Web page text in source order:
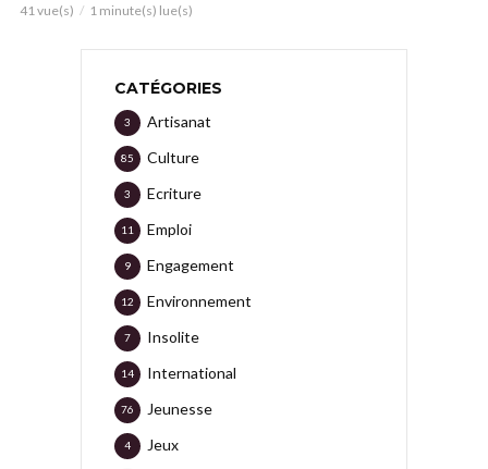
41 vue(s) 1 minute(s) lue(s)
CATÉGORIES
Artisanat
3
Culture
85
Ecriture
3
Emploi
11
Engagement
9
Environnement
12
Insolite
7
International
14
Jeunesse
76
Jeux
4